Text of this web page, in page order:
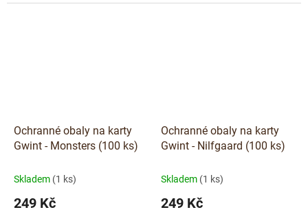
Ochranné obaly na karty
Gwint - Monsters (100 ks)
Skladem (1 ks)
249 Kč
Ochranné obaly na karty
Gwint - Nilfgaard (100 ks)
Skladem (1 ks)
249 Kč